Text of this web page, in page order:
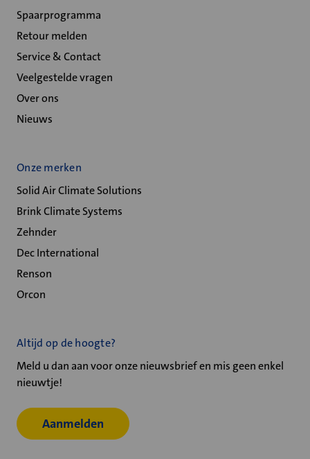
Spaarprogramma
Retour melden
Service & Contact
Veelgestelde vragen
Over ons
Nieuws
Onze merken
Solid Air Climate Solutions
Brink Climate Systems
Zehnder
Dec International
Renson
Orcon
Altijd op de hoogte?
Meld u dan aan voor onze nieuwsbrief en mis geen enkel
nieuwtje!
Aanmelden